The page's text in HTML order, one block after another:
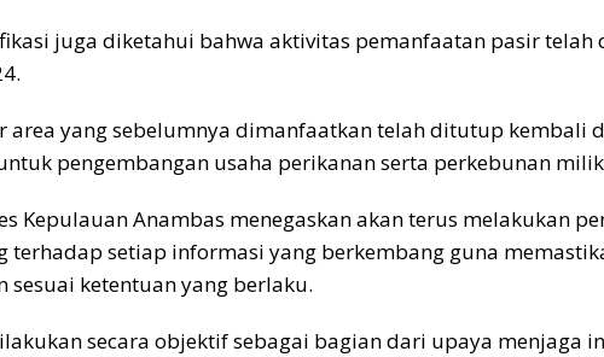
juga diketahui bahwa aktivitas pemanfaatan pasir telah
area yang sebelumnya dimanfaatkan telah ditutup kembali
pengembangan usaha perikanan serta perkebunan
Kepulauan Anambas menegaskan akan terus melakukan
terhadap setiap informasi yang berkembang guna
sesuai ketentuan yang berlaku.
secara objektif sebagai bagian dari upaya menjaga